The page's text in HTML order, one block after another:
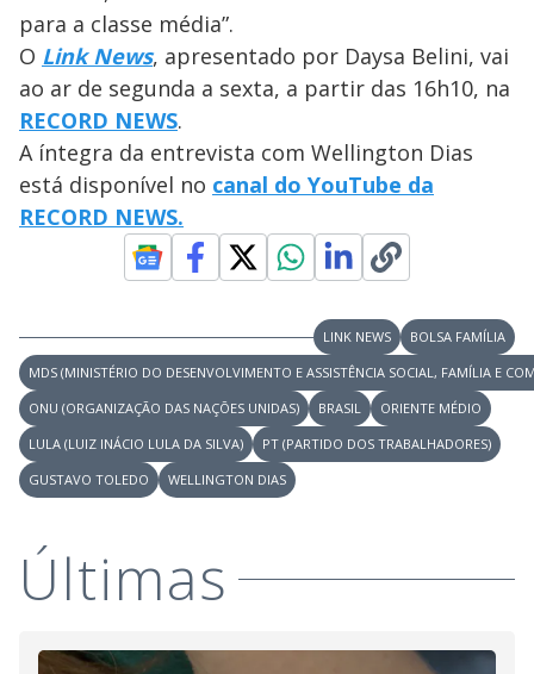
para a classe média”.
O Link News, apresentado por Daysa Belini, vai
ao ar de segunda a sexta, a partir das 16h10, na
RECORD NEWS.
A íntegra da entrevista com Wellington Dias
está disponível no canal do YouTube da
RECORD NEWS.
LINK NEWS
BOLSA FAMÍLIA
MDS (MINISTÉRIO DO DESENVOLVIMENTO E ASSISTÊNCIA SOCIAL, FAMÍLIA E
ONU (ORGANIZAÇÃO DAS NAÇÕES UNIDAS)
BRASIL
ORIENTE MÉDIO
LULA (LUIZ INÁCIO LULA DA SILVA)
PT (PARTIDO DOS TRABALHADORES)
GUSTAVO TOLEDO
WELLINGTON DIAS
Últimas